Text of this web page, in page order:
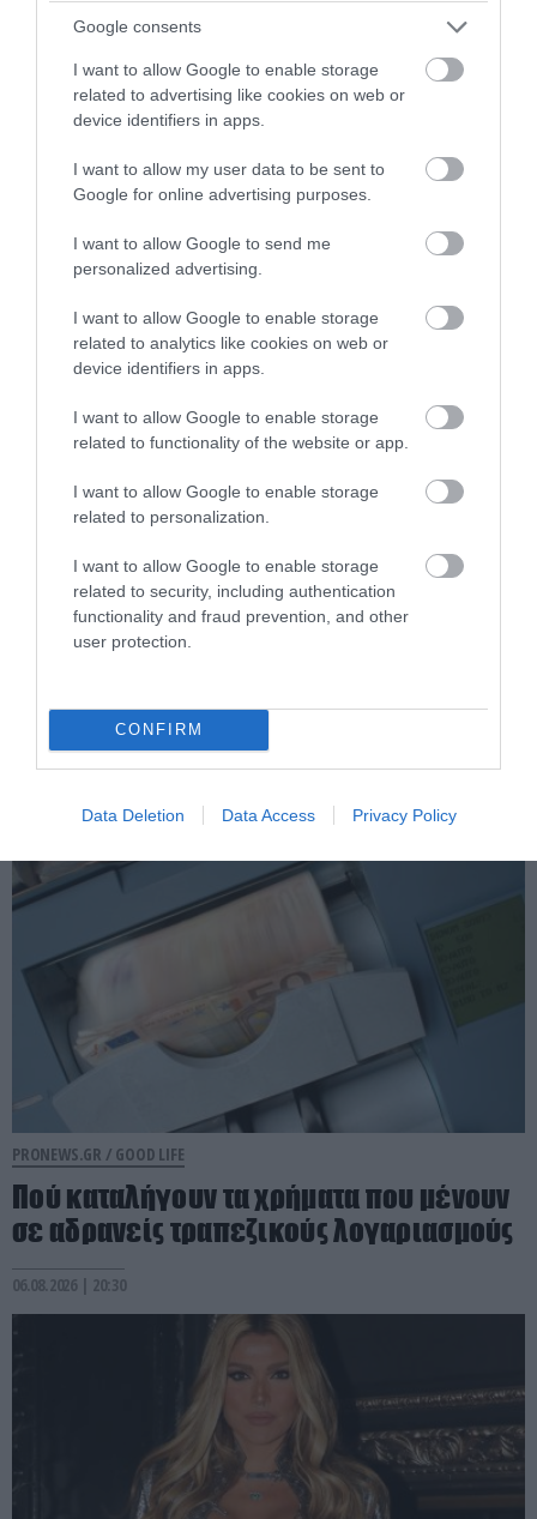
Google consents
I want to allow Google to enable storage
related to advertising like cookies on web or
device identifiers in apps.
I want to allow my user data to be sent to
Google for online advertising purposes.
I want to allow Google to send me
personalized advertising.
I want to allow Google to enable storage
related to analytics like cookies on web or
device identifiers in apps.
I want to allow Google to enable storage
related to functionality of the website or app.
I want to allow Google to enable storage
related to personalization.
I want to allow Google to enable storage
related to security, including authentication
functionality and fraud prevention, and other
user protection.
CONFIRM
Data Deletion Data Access Privacy Policy
PRONEWS.GR /GOOD LIFE
θεραπεία για να έρθετε γρήγορα στα
«ίσια» σας
06.08.2026 | 21:45
Σοβαρό τροχαίο για Έλληνα ράπερ – Το
μήνυμα στα social media
06.08.2026 | 20:43
PRONEWS.GR / GOOD LIFE
Πού καταλήγουν τα χρήματα που μένουν
σε αδρανείς τραπεζικούς λογαριασμούς
06.08.2026 | 20:30